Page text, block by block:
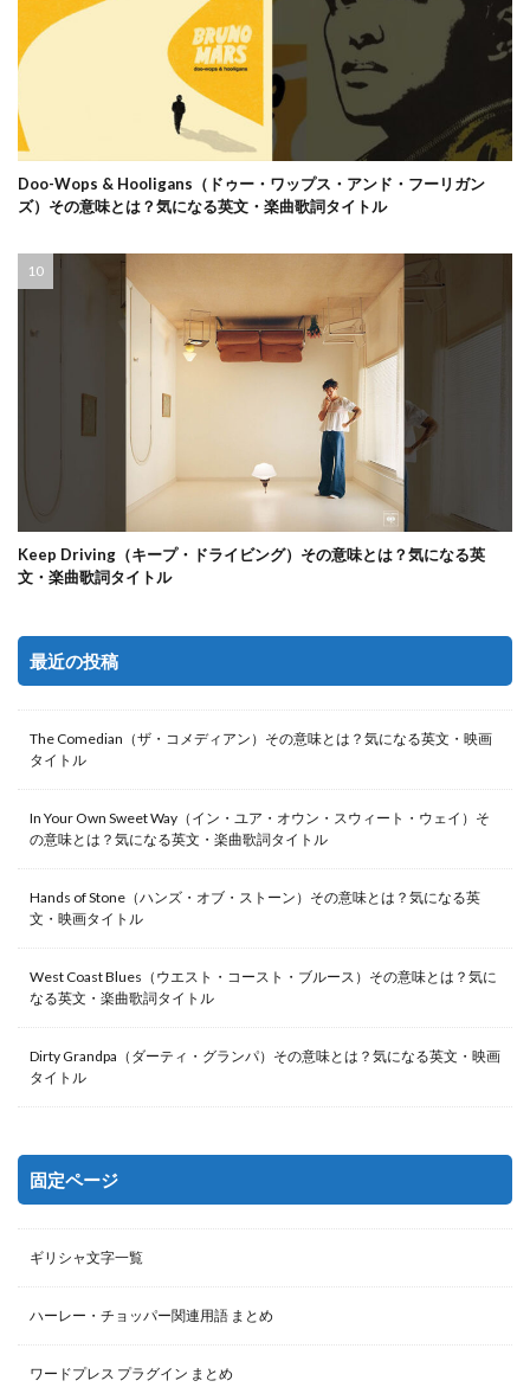
Doo-Wops & Hooligans（ドゥー・ワップス・アンド・フーリガン
ズ）その意味とは？気になる英文・楽曲歌詞タイトル
Keep Driving（キープ・ドライビング）その意味とは？気になる英
文・楽曲歌詞タイトル
最近の投稿
The Comedian（ザ・コメディアン）その意味とは？気になる英文・映画
タイトル
In Your Own Sweet Way（イン・ユア・オウン・スウィート・ウェイ）そ
の意味とは？気になる英文・楽曲歌詞タイトル
Hands of Stone（ハンズ・オブ・ストーン）その意味とは？気になる英
文・映画タイトル
West Coast Blues（ウエスト・コースト・ブルース）その意味とは？気に
なる英文・楽曲歌詞タイトル
Dirty Grandpa（ダーティ・グランパ）その意味とは？気になる英文・映画
タイトル
固定ページ
ギリシャ文字一覧
ハーレー・チョッパー関連用語 まとめ
ワードプレス プラグイン まとめ